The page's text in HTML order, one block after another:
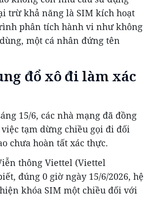
trừ khả năng là SIM kích hoạt
phân tích hành vi như không
một cá nhân đứng tên
đổ xô đi làm xác
15/6, các nhà mạng đã đồng
tạm dừng chiều gọi đi đối
chưa hoàn tất xác thực.
thông Viettel (Viettel
đúng 0 giờ ngày 15/6/2026, hệ
khóa SIM một chiều đối với